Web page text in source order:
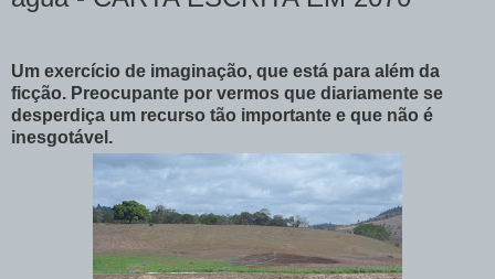
Um exercício de imaginação, que está para além da
ficção. Preocupante por vermos que diariamente se
desperdiça um recurso tão importante e que não é
inesgotável.